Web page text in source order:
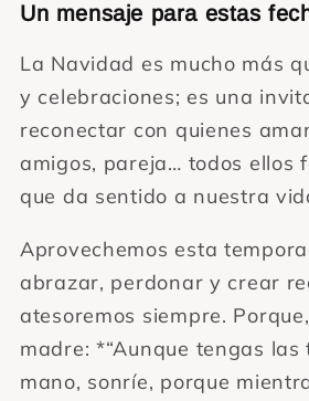
Un mensaje para estas
La Navidad es mucho más
y celebraciones; es una
reconectar con quienes
amigos, pareja… todos ellos
que da sentido a nuestra
Aprovechemos esta
abrazar, perdonar y crear
atesoremos siempre.
madre: *“Aunque tengas las
mano, sonríe, porque